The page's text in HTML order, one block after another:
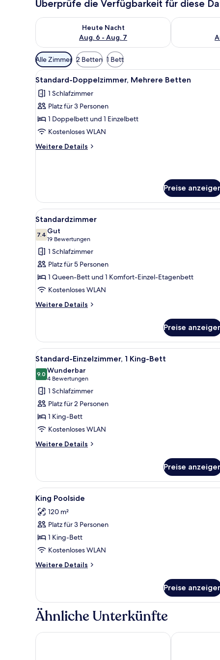
Überprüfe die Verfügbarkeit für diese
Heute Nacht
Aug. 6 - Aug. 7
Überprüfe die Verfügbarkeit für heute Nacht, Aug. 6
Überprüfe
Verfügbare
Filter
für
Zimmer
Alle Zimmer 2 Betten 1 Bett
Alle
Fotos
für
Standard-
Doppelzimmer,
Mehrere
Betten
anzeigen
Ein Hotelzimmer mit zwei
6
Standard-Doppelzimmer, Mehrere Betten
1 Schlafzimmer
Platz für 3 Personen
1 Doppelbett und 1 Einzelbett
Kostenloses WLAN
Weitere Details
Weitere
Betten
Preise
Alle
Fotos
für
Standardzimmer
anzeigen
Ein Hotelzimmer mit einem
6
Standardzimmer
7.47.4 von 10
Gut
19 Bewertungen
(19
Bewertungen)
1 Schlafzimmer
Platz für 5 Personen
1 Queen-Bett und 1 Komfort-Einzel-Etagenbett
Kostenloses WLAN
Weitere Details
Weitere
Preise
Alle
Fotos
für
Standard-
Einzelzimmer,
1 King-
Bett
anzeigen
Ein Hotelzimmer mit einem
7
Standard-Einzelzimmer, 1 King-Bett
9.09.0 von 10
Wunderbar
4 Bewertungen
(4
Bewertungen)
1 Schlafzimmer
Platz für 2 Personen
1 King-Bett
Kostenloses WLAN
Weitere Details
Weitere
Einzelzimmer,
1 King-
Bett
Preise
Alle
Fotos
für
King
Poolside
anzeigen
Ein Hotelzimmer mit einem
3
King Poolside
120 m²
Platz für 3 Personen
1 King-Bett
Kostenloses WLAN
Weitere Details
Weitere
Poolside
Preise
Ähnliche Unterkünfte
Wyndham Lancaster Resort & Convention Center
Parkview Inn